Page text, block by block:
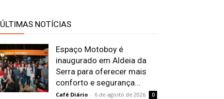
ÚLTIMAS NOTÍCIAS
Espaço Motoboy é
inaugurado em Aldeia da
Serra para oferecer mais
conforto e segurança...
Café Diário - 6 de agosto de 2026 0